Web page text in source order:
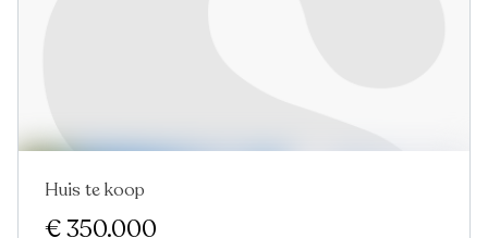
Nieuw
Huis te koop
€ 350.000